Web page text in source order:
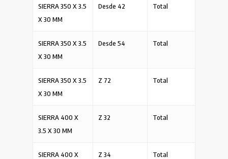
SIERRA 350 X 3.5
X 30 MM
Desde 42 Total
SIERRA 350 X 3.5
X 30 MM
Desde 54 Total
SIERRA 350 X 3.5
X 30 MM
Z 72 Total
SIERRA 400 X
3.5 X 30 MM
Z 32 Total
SIERRA 400 X
Z 34 Total